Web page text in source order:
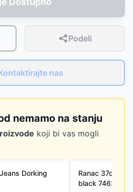
Podeli
nas
nemamo na stanju
koji bi vas mogli
Dorking
Ranac 37cm
black 74625